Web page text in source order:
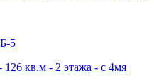
кв.м - 2 этажа - с 4мя